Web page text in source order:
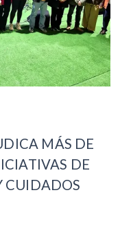
MÁS DE
DE
CUIDADOS